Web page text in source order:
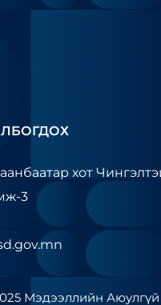
хот
3
Мэдээллийн